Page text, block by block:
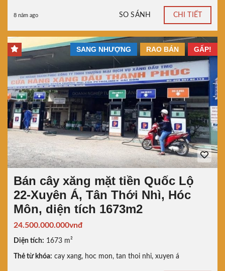
8 năm ago SO SÁNH CHI TIẾT
GẤP!
RAO BÁN
SANG NHƯỢNG
Bán cây xăng mặt tiền Quốc Lộ
22-Xuyên Á, Tân Thới Nhì, Hóc
Môn, diện tích 1673m2
24.500.000.000vnđ
Diện tích: 1673 m²
Thẻ từ khóa: cay xang, hoc mon, tan thoi nhi, xuyen á